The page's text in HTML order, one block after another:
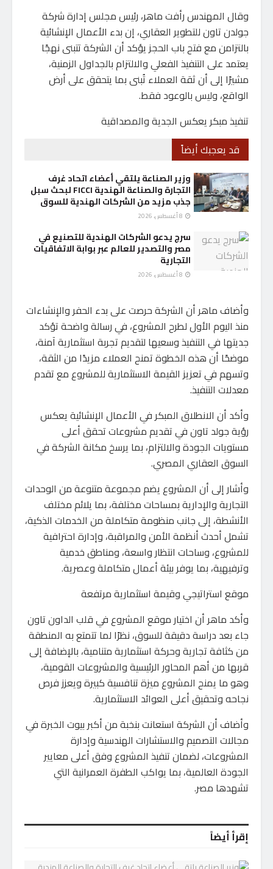
وقال المهندس رأفت ماهر، رئيس مجلس إدارة شركة
جولدن تاون للتطوير العقاري، إن بدء الأعمال الإنشائية
بالتزامن مع فتح باب الحجز يؤكد أن الشركة تتبنى نهجًا
يعتمد على التنفيذ الفعلي والالتزام بالجداول الزمنية،
مشيرًا إلى أن ثقة العملاء تُبنى بما يتحقق على أرض
الواقع، وليس بالوعود فقط.
تنفيذ مبكر يعكس الجدية والمصداقية
قد يعجبك أيضاً
وزير الصناعة يلتقي أعضاء اتحاد غرف
التجارة والصناعة الهندية FICCI لبحث سبل
جذب مزيد من الشركات الهندية للسوق
سرج يدعو الشركات الهندية للتصنيع في
مصر والتصدير للعالم عبر بوابة الاتفاقيات
التجارية
وأضاف ماهر أن الشركة حرصت على بدء الحفر والإنشاءات
منذ اليوم الأول لطرح المشروع، في رسالة واضحة تؤكد
جديتها في التنفيذ وسعيها لتقديم تجربة استثمارية آمنة،
موضحًا أن هذه الخطوة تمنح العملاء مزيدًا من الثقة،
وتسهم في تعزيز القيمة الاستثمارية للمشروع مع تقدم
معدلات التنفيذ.
وأكد أن الانطلاق المبكر في الأعمال الإنشائية يعكس
رؤية جولد تاون في تقديم مشروعات تحقق أعلى
مستويات الجودة والالتزام، بما يرسخ مكانة الشركة في
السوق العقاري المصري.
وأشار إلى أن المشروع يضم مجموعة متنوعة من الوحدات
التجارية والإدارية بمساحات مختلفة، بما يلائم مختلف
الأنشطة، إلى جانب منظومة متكاملة من الخدمات الذكية،
تشمل أحدث أنظمة الأمن والمراقبة، وإدارة احترافية
للمشروع، وساحات انتظار واسعة، ومناطق خدمية
وترفيهية، بما يوفر بيئة أعمال متكاملة وعصرية.
موقع استراتيجي وقيمة استثمارية مرتفعة
وأكد ماهر أن اختيار موقع المشروع في قلب الداون تاون
جاء بعد دراسة دقيقة للسوق، نظرًا لما تتمتع به المنطقة
من كثافة تجارية وحركة استثمارية متنامية، بالإضافة إلى
قربها من أهم المحاور الرئيسية والمشروعات القومية،
وهو ما يمنح المشروع ميزة تنافسية كبيرة ويعزز فرص
نجاحه وتحقيق أعلى العوائد الاستثمارية.
وأضاف أن الشركة استعانت بنخبة من أكبر بيوت الخبرة في
مجالات التصميم والاستشارات الهندسية وإدارة
المشروعات، لضمان تنفيذ المشروع وفق أعلى معايير
الجودة العالمية، بما يواكب الطفرة العمرانية التي
تشهدها مصر.
إقرأ أيضاً